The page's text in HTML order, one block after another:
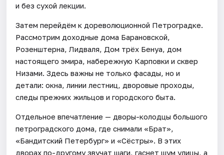
и без сухой лекции.
Затем перейдём к дореволюционной Петроградке.
Рассмотрим доходные дома Барановской,
Розенштерна, Лидваля, Дом трёх Бенуа, дом
настоящего эмира, набережную Карповки и сквер
Низами. Здесь важны не только фасады, но и
детали: окна, линии лестниц, дворовые проходы,
следы прежних жильцов и городского быта.
Отдельное впечатление — дворы-колодцы большого
петроградского дома, где снимали «Брат»,
«Бандитский Петербург» и «Сёстры». В этих
дворах по-другому звучат шаги, гаснет шум улицы, а